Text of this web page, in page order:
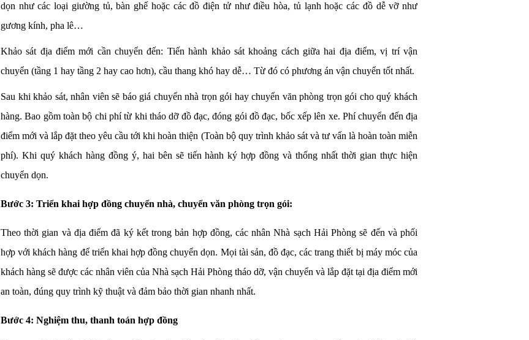
dọn như các loại giường tủ, bàn ghế hoặc các đồ điện tử như điều hòa, tủ lạnh hoặc các đồ dễ vỡ như
gương kính, pha lê…
Khảo sát địa điểm mới cần chuyển đến: Tiến hành khảo sát khoảng cách giữa hai địa điểm, vị trí vận
chuyển (tầng 1 hay tầng 2 hay cao hơn), cầu thang khó hay dễ… Từ đó có phương án vận chuyển tốt nhất.
Sau khi khảo sát, nhân viên sẽ báo giá chuyển nhà trọn gói hay chuyển văn phòng trọn gói cho quý khách
hàng. Bao gồm toàn bộ chi phí từ khi tháo dỡ đồ đạc, đóng gói đồ đạc, bốc xếp lên xe. Phí chuyển đến địa
điểm mới và lắp đặt theo yêu cầu tới khi hoàn thiện (Toàn bộ quy trình khảo sát và tư vấn là hoàn toàn miễn
phí). Khi quý khách hàng đồng ý, hai bên sẽ tiến hành ký hợp đồng và thống nhất thời gian thực hiện
chuyển dọn.
Bước 3: Triển khai hợp đồng chuyển nhà, chuyển văn phòng trọn gói:
Theo thời gian và địa điểm đã ký kết trong bản hợp đồng, các nhân Nhà sạch Hải Phòng sẽ đến và phối
hợp với khách hàng để triển khai hợp đồng chuyển dọn. Mọi tài sản, đồ đạc, các trang thiết bị máy móc của
khách hàng sẽ được các nhân viên của Nhà sạch Hải Phòng tháo dỡ, vận chuyển và lắp đặt tại địa điểm mới
an toàn, đúng quy trình kỹ thuật và đảm bảo thời gian nhanh nhất.
Bước 4: Nghiệm thu, thanh toán hợp đồng